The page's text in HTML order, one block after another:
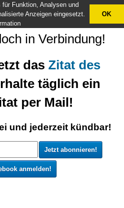
in Verbindung!
das Zitat des
täglich ein
per Mail!
und jederzeit kündbar!
anmelden!
X
Funktion, Analysen und
Anzeigen eingesetzt.
OK